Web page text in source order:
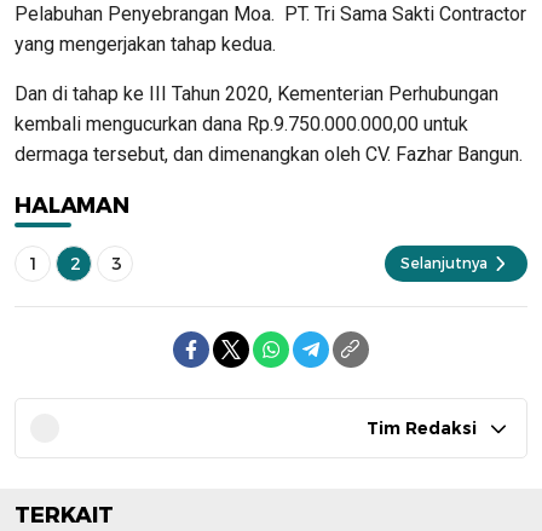
Pelabuhan Penyebrangan Moa. PT. Tri Sama Sakti Contractor
yang mengerjakan tahap kedua.
Dan di tahap ke III Tahun 2020, Kementerian Perhubungan
kembali mengucurkan dana Rp.9.750.000.000,00 untuk
dermaga tersebut, dan dimenangkan oleh CV. Fazhar Bangun.
HALAMAN
1 2 3 Selanjutnya
Tim Redaksi
TERKAIT